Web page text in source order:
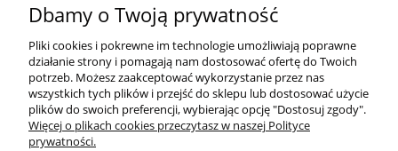
POMOC
MOJE KONTO
PŁATNOŚCI I DOSTAWA
Dbamy o Twoją prywatność
Pliki cookies i pokrewne im technologie umożliwiają poprawne
działanie strony i pomagają nam dostosować ofertę do Twoich
potrzeb. Możesz zaakceptować wykorzystanie przez nas
wszystkich tych plików i przejść do sklepu lub dostosować użycie
plików do swoich preferencji, wybierając opcję "Dostosuj zgody".
Więcej o plikach cookies przeczytasz w naszej Polityce
prywatności.